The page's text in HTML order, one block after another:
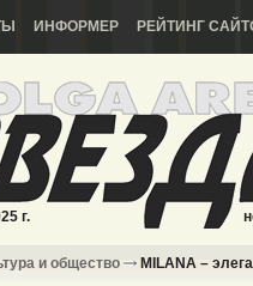
ИНФОРМЕР РЕЙТИНГ
г.
и общество MILANA –